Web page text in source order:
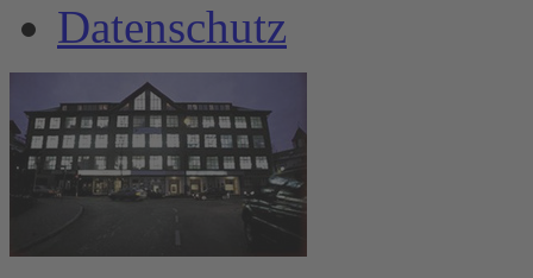
Datenschutz